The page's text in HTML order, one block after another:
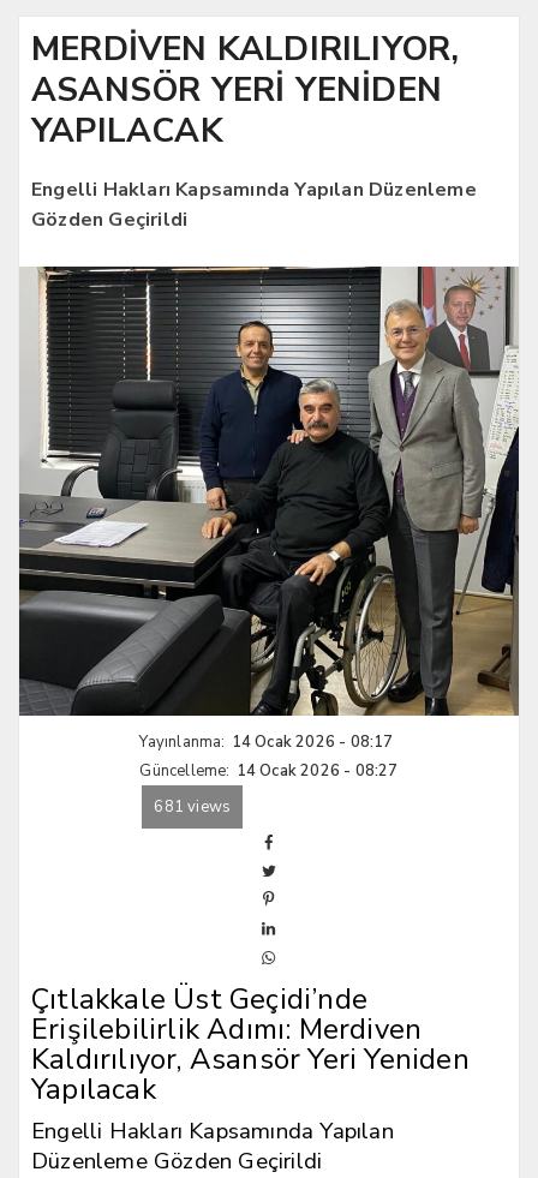
MERDİVEN KALDIRILIYOR,
ASANSÖR YERİ YENİDEN
YAPILACAK
Engelli Hakları Kapsamında Yapılan Düzenleme
Gözden Geçirildi
Yayınlanma: 14 Ocak 2026 - 08:17
Güncelleme: 14 Ocak 2026 - 08:27
681 views
Çıtlakkale Üst Geçidi’nde
Erişilebilirlik Adımı: Merdiven
Kaldırılıyor, Asansör Yeri Yeniden
Yapılacak
Engelli Hakları Kapsamında Yapılan
Düzenleme Gözden Geçirildi